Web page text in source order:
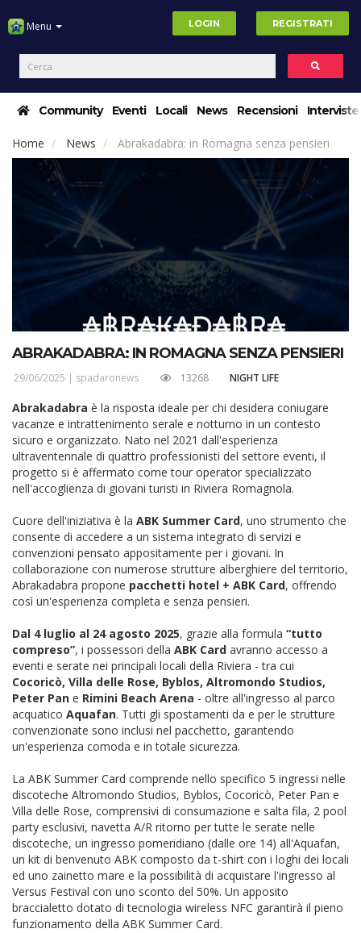
Menu LOGIN REGISTRATI
Community Eventi Locali News Recensioni Interviste
Home News Abrakadabra: in Romagna senza pensieri
ABRAKADABRA: IN ROMAGNA SENZA PENSIERI
29/06/2025 | spadaronews 13268 NIGHT LIFE
Abrakadabra è la risposta ideale per chi desidera coniugare
vacanze e intrattenimento serale e notturno in un contesto
sicuro e organizzato. Nato nel 2021 dall'esperienza
ultraventennale di quattro professionisti del settore eventi, il
progetto si è affermato come tour operator specializzato
nell'accoglienza di giovani turisti in Riviera Romagnola.
Cuore dell'iniziativa è la ABK Summer Card, uno strumento che
consente di accedere a un sistema integrato di servizi e
convenzioni pensato appositamente per i giovani. In
collaborazione con numerose strutture alberghiere del territorio,
Abrakadabra propone pacchetti hotel + ABK Card, offrendo
così un'esperienza completa e senza pensieri.
Dal 4 luglio al 24 agosto 2025, grazie alla formula “tutto
compreso”, i possessori della ABK Card avranno accesso a
eventi e serate nei principali locali della Riviera - tra cui
Cocoricò, Villa delle Rose, Byblos, Altromondo Studios,
Peter Pan e Rimini Beach Arena - oltre all'ingresso al parco
acquatico Aquafan. Tutti gli spostamenti da e per le strutture
convenzionate sono inclusi nel pacchetto, garantendo
un'esperienza comoda e in totale sicurezza.
La ABK Summer Card comprende nello specifico 5 ingressi nelle
discoteche Altromondo Studios, Byblos, Cocoricò, Peter Pan e
Villa delle Rose, comprensivi di consumazione e salta fila, 2 pool
party esclusivi, navetta A/R ritorno per tutte le serate nelle
discoteche, un ingresso pomeridiano (dalle ore 14) all'Aquafan,
un kit di benvenuto ABK composto da t-shirt con i loghi dei locali
ed uno zainetto mare e la possibilità di acquistare l'ingresso al
Versus Festival con uno sconto del 50%. Un apposito
braccialetto dotato di tecnologia wireless NFC garantirà il pieno
funzionamento della ABK Summer Card.